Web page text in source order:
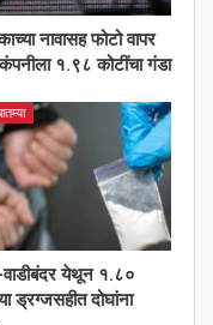
नावासह फोटो वापर
१.९८ कोटींचा गंडा
वाडीबंदर येथून १.८०
ड्रग्जसहीत दोघांना